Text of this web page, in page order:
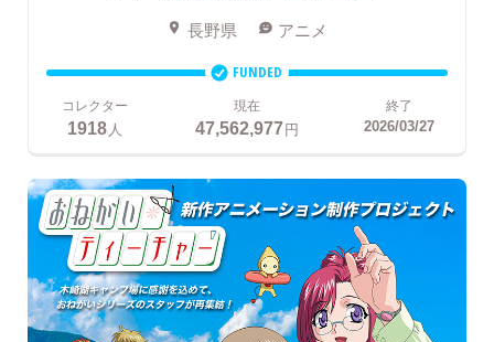
長野県 アニメ
FUNDED
コレクター
1918 人
現在
47,562,977円
終了
2026/03/27